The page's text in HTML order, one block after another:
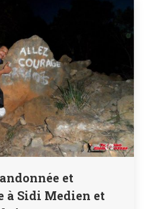
et
à Sidi Medien et